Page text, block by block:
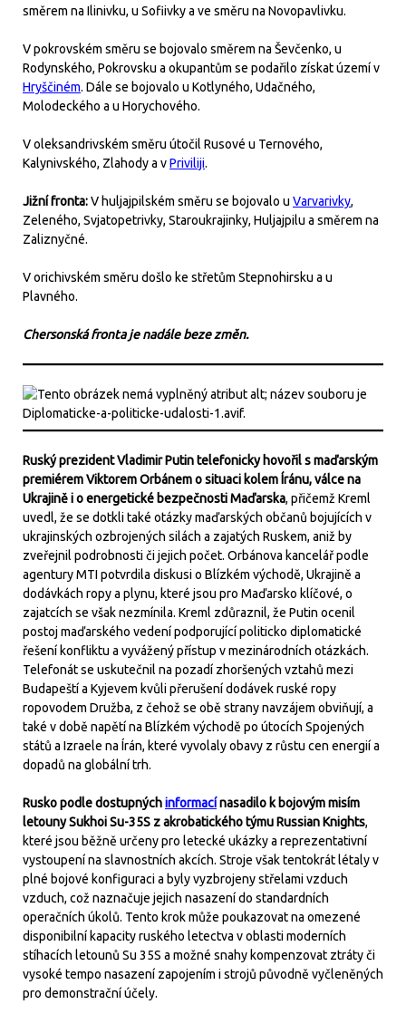
směrem na Ilinivku, u Sofiivky a ve směru na Novopavlivku.
V pokrovském směru se bojovalo směrem na Ševčenko, u
Rodynského, Pokrovsku a okupantům se podařilo získat území v
Hryščiném. Dále se bojovalo u Kotlyného, Udačného,
Molodeckého a u Horychového.
V oleksandrivském směru útočil Rusové u Ternového,
Kalynivského, Zlahody a vPriviliji.
Jižní fronta:V huljajpilském směru se bojovalo u Varvarivky,
Zeleného, Svjatopetrivky, Staroukrajinky, Huljajpilu a směrem na
Zaliznyčné.
V orichivském směru došlo ke střetům Stepnohirsku a u
Plavného.
Chersonská fronta je nadále beze změn.
Ruský prezident Vladimir Putin telefonicky hovořil s maďarským
premiérem Viktorem Orbánem o situaci kolem Íránu, válce na
Ukrajině i o energetické bezpečnosti Maďarska, přičemž Kreml
uvedl, že se dotkli také otázky maďarských občanů bojujících v
ukrajinských ozbrojených silách a zajatých Ruskem, aniž by
zveřejnil podrobnosti či jejich počet. Orbánova kancelář podle
agentury MTI potvrdila diskusi o Blízkém východě, Ukrajině a
dodávkách ropy a plynu, které jsou pro Maďarsko klíčové, o
zajatcích se však nezmínila. Kreml zdůraznil, že Putin ocenil
postoj maďarského vedení podporující politicko diplomatické
řešení konfliktu a vyvážený přístup v mezinárodních otázkách.
Telefonát se uskutečnil na pozadí zhoršených vztahů mezi
Budapeští a Kyjevem kvůli přerušení dodávek ruské ropy
ropovodem Družba, z čehož se obě strany navzájem obviňují, a
také v době napětí na Blízkém východě po útocích Spojených
států a Izraele na Írán, které vyvolaly obavy z růstu cen energií a
dopadů na globální trh.
Rusko podle dostupnýchinformacínasadilo k bojovým misím
letouny Sukhoi Su-35S z akrobatického týmu Russian Knights,
které jsou běžně určeny pro letecké ukázky a reprezentativní
vystoupení na slavnostních akcích. Stroje však tentokrát létaly v
plné bojové konfiguraci a byly vyzbrojeny střelami vzduch
vzduch, což naznačuje jejich nasazení do standardních
operačních úkolů. Tento krok může poukazovat na omezené
disponibilní kapacity ruského letectva v oblasti moderních
stíhacích letounů Su 35S a možné snahy kompenzovat ztráty či
vysoké tempo nasazení zapojením i strojů původně vyčleněných
pro demonstrační účely.